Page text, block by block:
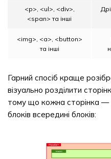
<p>, <ul>, <div>,
<span> та інші
<img>, <a>, <button>
та інші
Гарний спосіб краще
візуально розділити
тому що кожна сторінка —
блоків всередині блоків: